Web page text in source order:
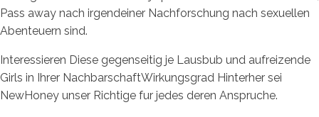
Pass away nach irgendeiner Nachforschung nach sexuellen
Abenteuern sind.
Interessieren Diese gegenseitig je Lausbub und aufreizende
Girls in Ihrer NachbarschaftWirkungsgrad Hinterher sei
NewHoney unser Richtige fur jedes deren Anspruche.